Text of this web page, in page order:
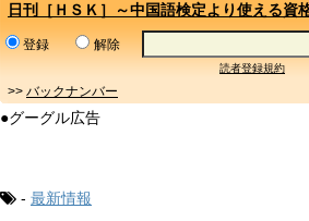
日刊［ＨＳＫ］～中国語検定より使える資
登録 解除
読者登録規約
>> バックナンバー
●グーグル広告
- 最新情報